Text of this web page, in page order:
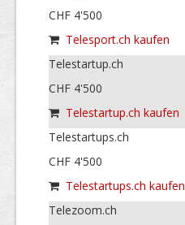
CHF 4'500
Telesport.ch kaufen
Telestartup.ch
CHF 4'500
Telestartup.ch kaufen
Telestartups.ch
CHF 4'500
Telestartups.ch kaufen
Telezoom.ch